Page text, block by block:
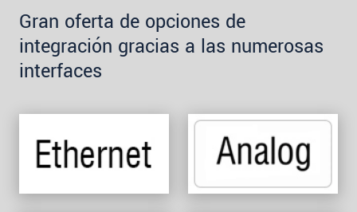
Gran oferta de opciones de
integración gracias a las numerosas
interfaces